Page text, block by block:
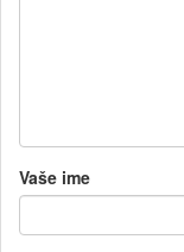
Vaše ime